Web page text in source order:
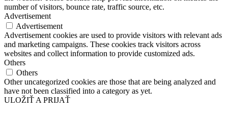
number of visitors, bounce rate, traffic source, etc.
Advertisement
Advertisement
Advertisement cookies are used to provide visitors with relevant ads
and marketing campaigns. These cookies track visitors across
websites and collect information to provide customized ads.
Others
Others
Other uncategorized cookies are those that are being analyzed and
have not been classified into a category as yet.
ULOŽIŤ A PRIJAŤ